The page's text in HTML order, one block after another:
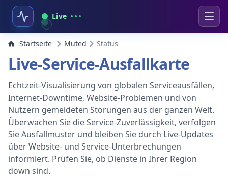
Live
Startseite Muted Status
Live-Service-Ausfallkarte
Echtzeit-Visualisierung von globalen Serviceausfällen,
Internet-Downtime, Website-Problemen und von
Nutzern gemeldeten Störungen aus der ganzen Welt.
Überwachen Sie die Service-Zuverlässigkeit, verfolgen
Sie Ausfallmuster und bleiben Sie durch Live-Updates
über Website- und Service-Unterbrechungen
informiert. Prüfen Sie, ob Dienste in Ihrer Region
down sind.